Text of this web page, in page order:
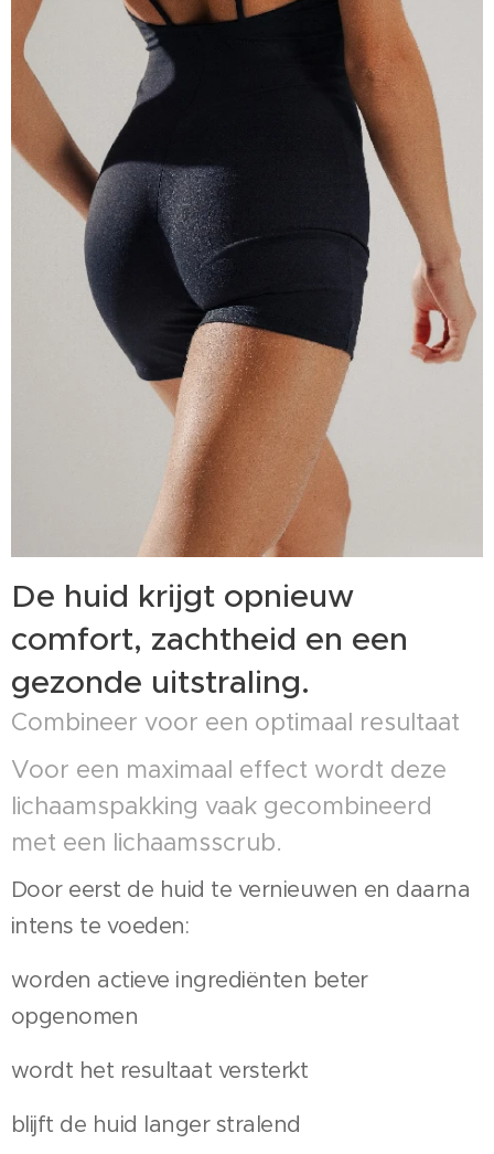
De huid krijgt opnieuw
comfort, zachtheid en een
gezonde uitstraling.
Combineer voor een optimaal resultaat
Voor een maximaal effect wordt deze
lichaamspakking vaak gecombineerd
met een lichaamsscrub.
Door eerst de huid te vernieuwen en daarna
intens te voeden:
worden actieve ingrediënten beter
opgenomen
wordt het resultaat versterkt
blijft de huid langer stralend